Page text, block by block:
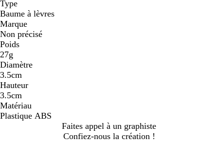
Type
Baume à lèvres
Marque
Non précisé
Poids
27g
Diamètre
3.5cm
Hauteur
3.5cm
Matériau
Plastique ABS
Faites appel à un graphiste
Confiez-nous la création !